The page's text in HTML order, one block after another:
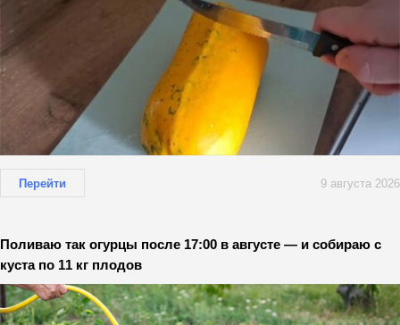
Перейти 9 августа 2026
Поливаю так огурцы после 17:00 в августе — и собираю с
куста по 11 кг плодов